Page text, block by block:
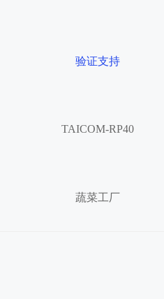
验证支持
TAICOM-RP40
蔬菜工厂